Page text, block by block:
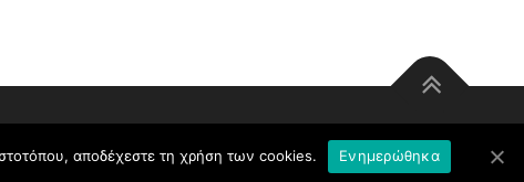
αποδέχεστε τη χρήση των cookies. Ενημερώθηκα